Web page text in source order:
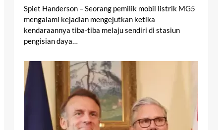
Spiet Handerson – Seorang pemilik mobil listrik MG5
mengalami kejadian mengejutkan ketika
kendaraannya tiba-tiba melaju sendiri di stasiun
pengisian daya…